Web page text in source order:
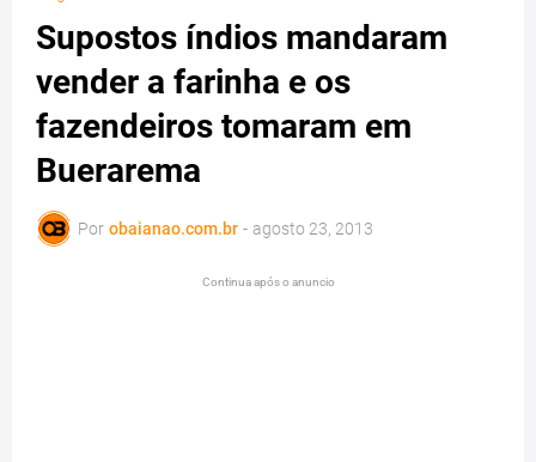
Supostos índios mandaram
vender a farinha e os
fazendeiros tomaram em
Buerarema
Por obaianao.com.br - agosto 23, 2013
Continua após o anuncio